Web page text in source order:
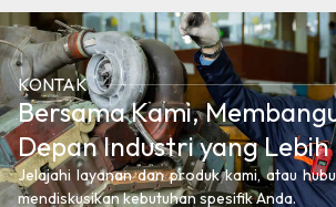
KONTAK
Bersama Kami,
Depan Industri yang Lebih
Jelajahi layanan dan produk kami, atau
mendiskusikan kebutuhan spesifik Anda.